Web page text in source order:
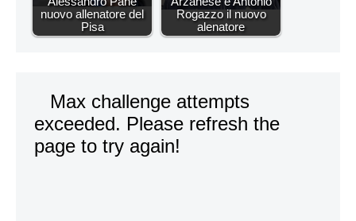
nuovo allenatore del
Pisa
Rogazzo il nuovo
alenatore